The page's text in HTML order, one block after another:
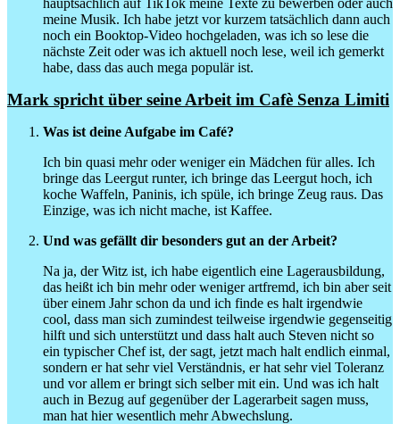
meine Musik. Ich habe jetzt vor kurzem tatsächlich dann auch
noch ein Booktop-Video hochgeladen, was ich so lese die
nächste Zeit oder was ich aktuell noch lese, weil ich gemerkt
habe, dass das auch mega populär ist.
Mark spricht über seine Arbeit im Cafè Senza Limiti
Was ist deine Aufgabe im Café?
Ich bin quasi mehr oder weniger ein Mädchen für alles. Ich
bringe das Leergut runter, ich bringe das Leergut hoch, ich
koche Waffeln, Paninis, ich spüle, ich bringe Zeug raus. Das
Einzige, was ich nicht mache, ist Kaffee.
Und was gefällt dir besonders gut an der Arbeit?
Na ja, der Witz ist, ich habe eigentlich eine Lagerausbildung,
das heißt ich bin mehr oder weniger artfremd, ich bin aber seit
über einem Jahr schon da und ich finde es halt irgendwie
cool, dass man sich zumindest teilweise irgendwie gegenseitig
hilft und sich unterstützt und dass halt auch Steven nicht so
ein typischer Chef ist, der sagt, jetzt mach halt endlich einmal,
sondern er hat sehr viel Verständnis, er hat sehr viel Toleranz
und vor allem er bringt sich selber mit ein. Und was ich halt
auch in Bezug auf gegenüber der Lagerarbeit sagen muss,
man hat hier wesentlich mehr Abwechslung.